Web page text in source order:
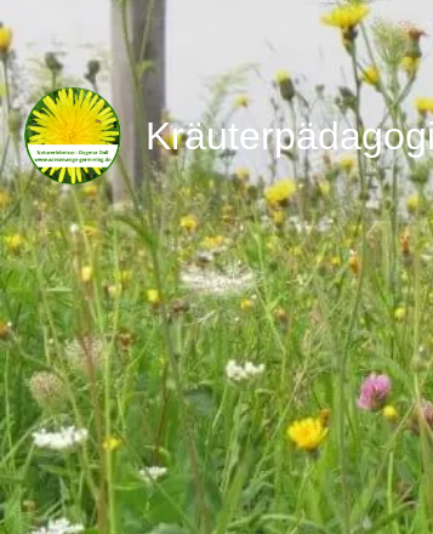
Berufsbezeichnung
Kräuterpädagoge/in